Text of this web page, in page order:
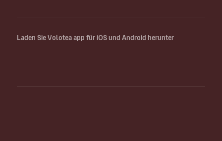
Laden Sie Volotea app für iOS und Android herunter